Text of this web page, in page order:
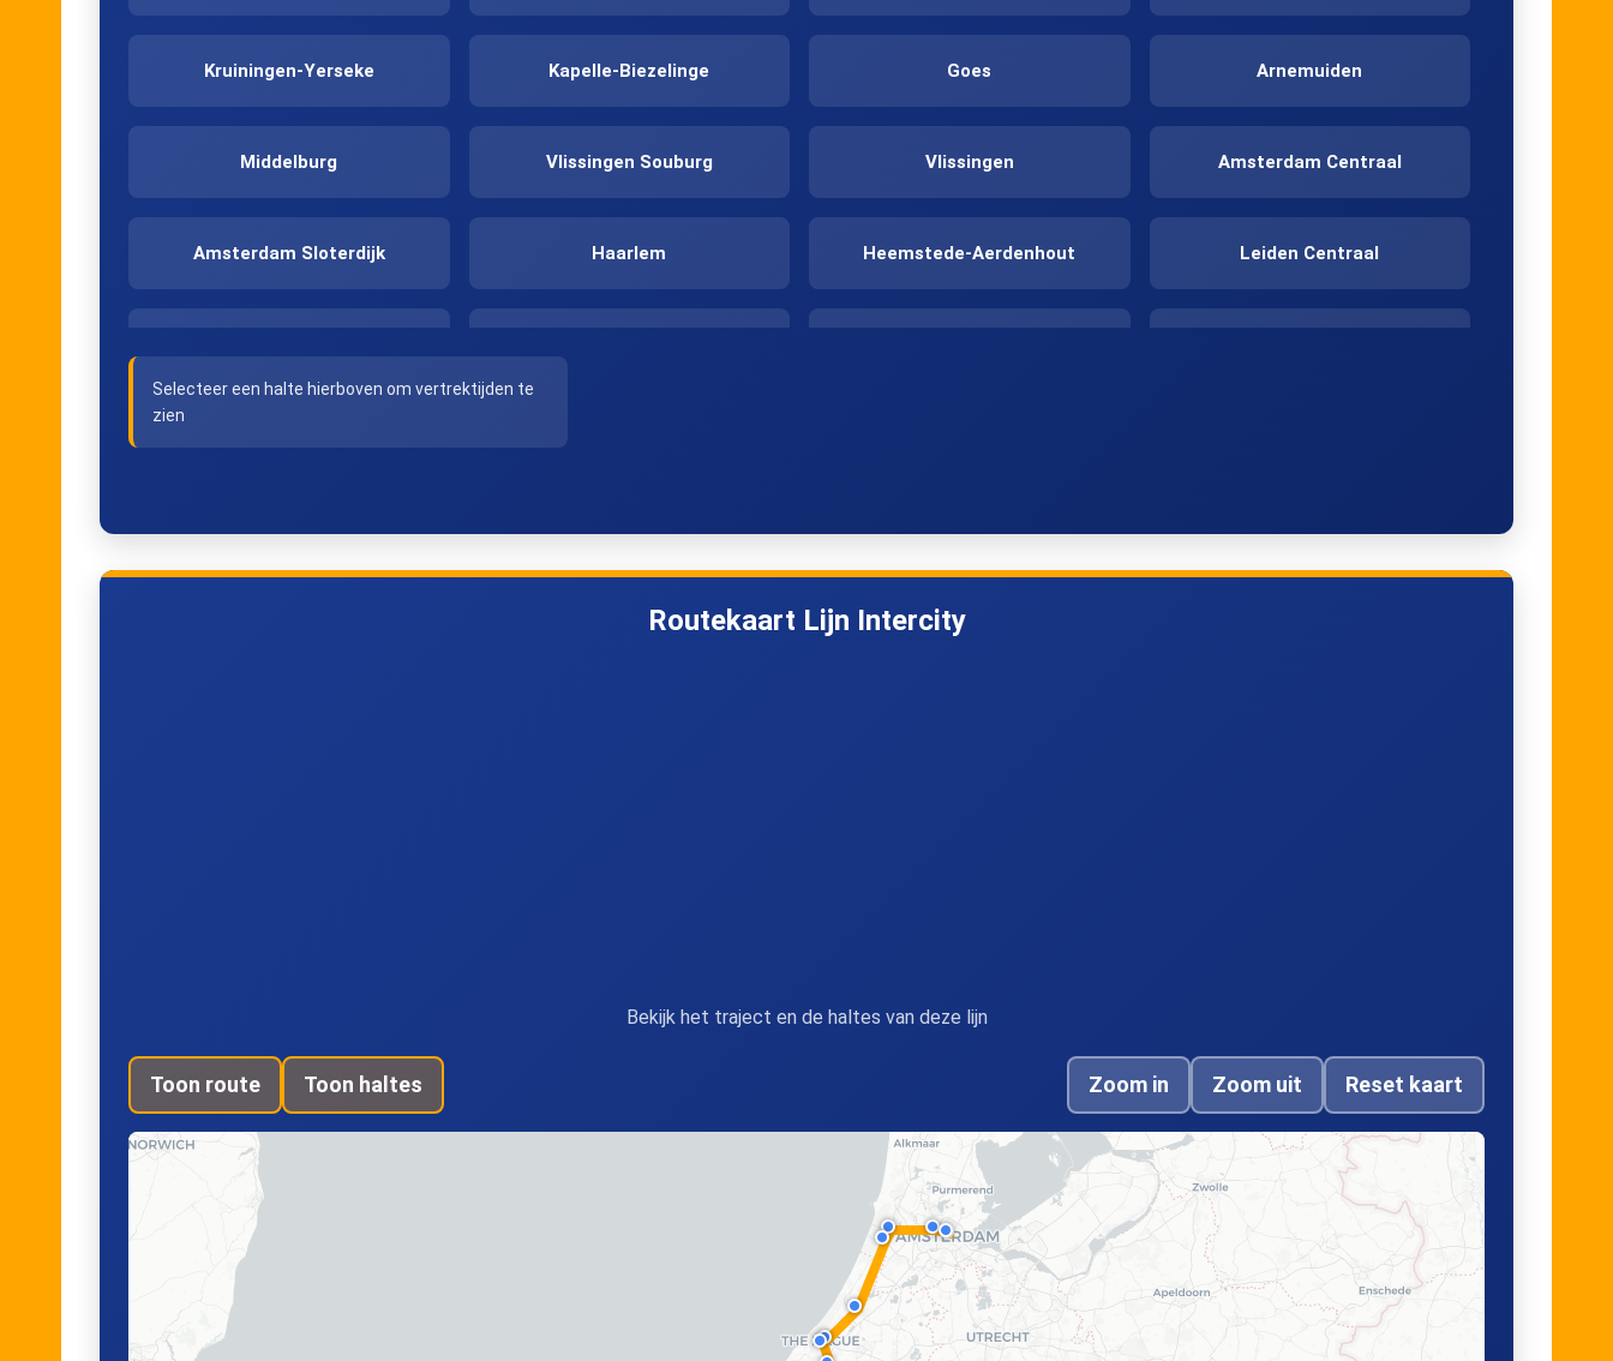
Kruiningen-Yerseke Kapelle-Biezelinge Goes Arnemuiden
Middelburg Vlissingen Souburg Vlissingen Amsterdam Centraal
Amsterdam Sloterdijk Haarlem Heemstede-Aerdenhout Leiden Centraal
Selecteer een halte hierboven om vertrektijden te
zien
Routekaart Lijn Intercity
Bekijk het traject en de haltes van deze lijn
Toon route Toon haltes Zoom in Zoom uit Reset kaart